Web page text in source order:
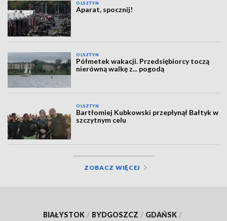
OLSZTYN
Aparat, spocznij!
OLSZTYN
Półmetek wakacji. Przedsiębiorcy toczą
nierówną walkę z... pogodą
OLSZTYN
Bartłomiej Kubkowski przepłynął Bałtyk w
szczytnym celu
ZOBACZ WIĘCEJ
BIAŁYSTOK / BYDGOSZCZ / GDAŃSK /